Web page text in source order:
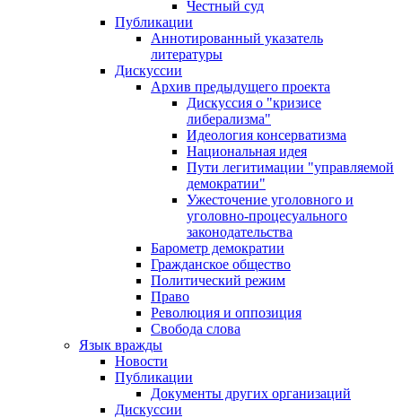
Честный суд
Публикации
Аннотированный указатель
литературы
Дискуссии
Архив предыдущего проекта
Дискуссия о "кризисе
либерализма"
Идеология консерватизма
Национальная идея
Пути легитимации "управляемой
демократии"
Ужесточение уголовного и
уголовно-процесуального
законодательства
Барометр демократии
Гражданское общество
Политический режим
Право
Революция и оппозиция
Свобода слова
Язык вражды
Новости
Публикации
Документы других организаций
Дискуссии